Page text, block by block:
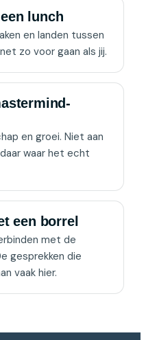
lunch
en landen tussen
zo voor gaan als jij.
en groei. Niet aan
waar het echt
een borrel
met de
gesprekken die
vaak hier.